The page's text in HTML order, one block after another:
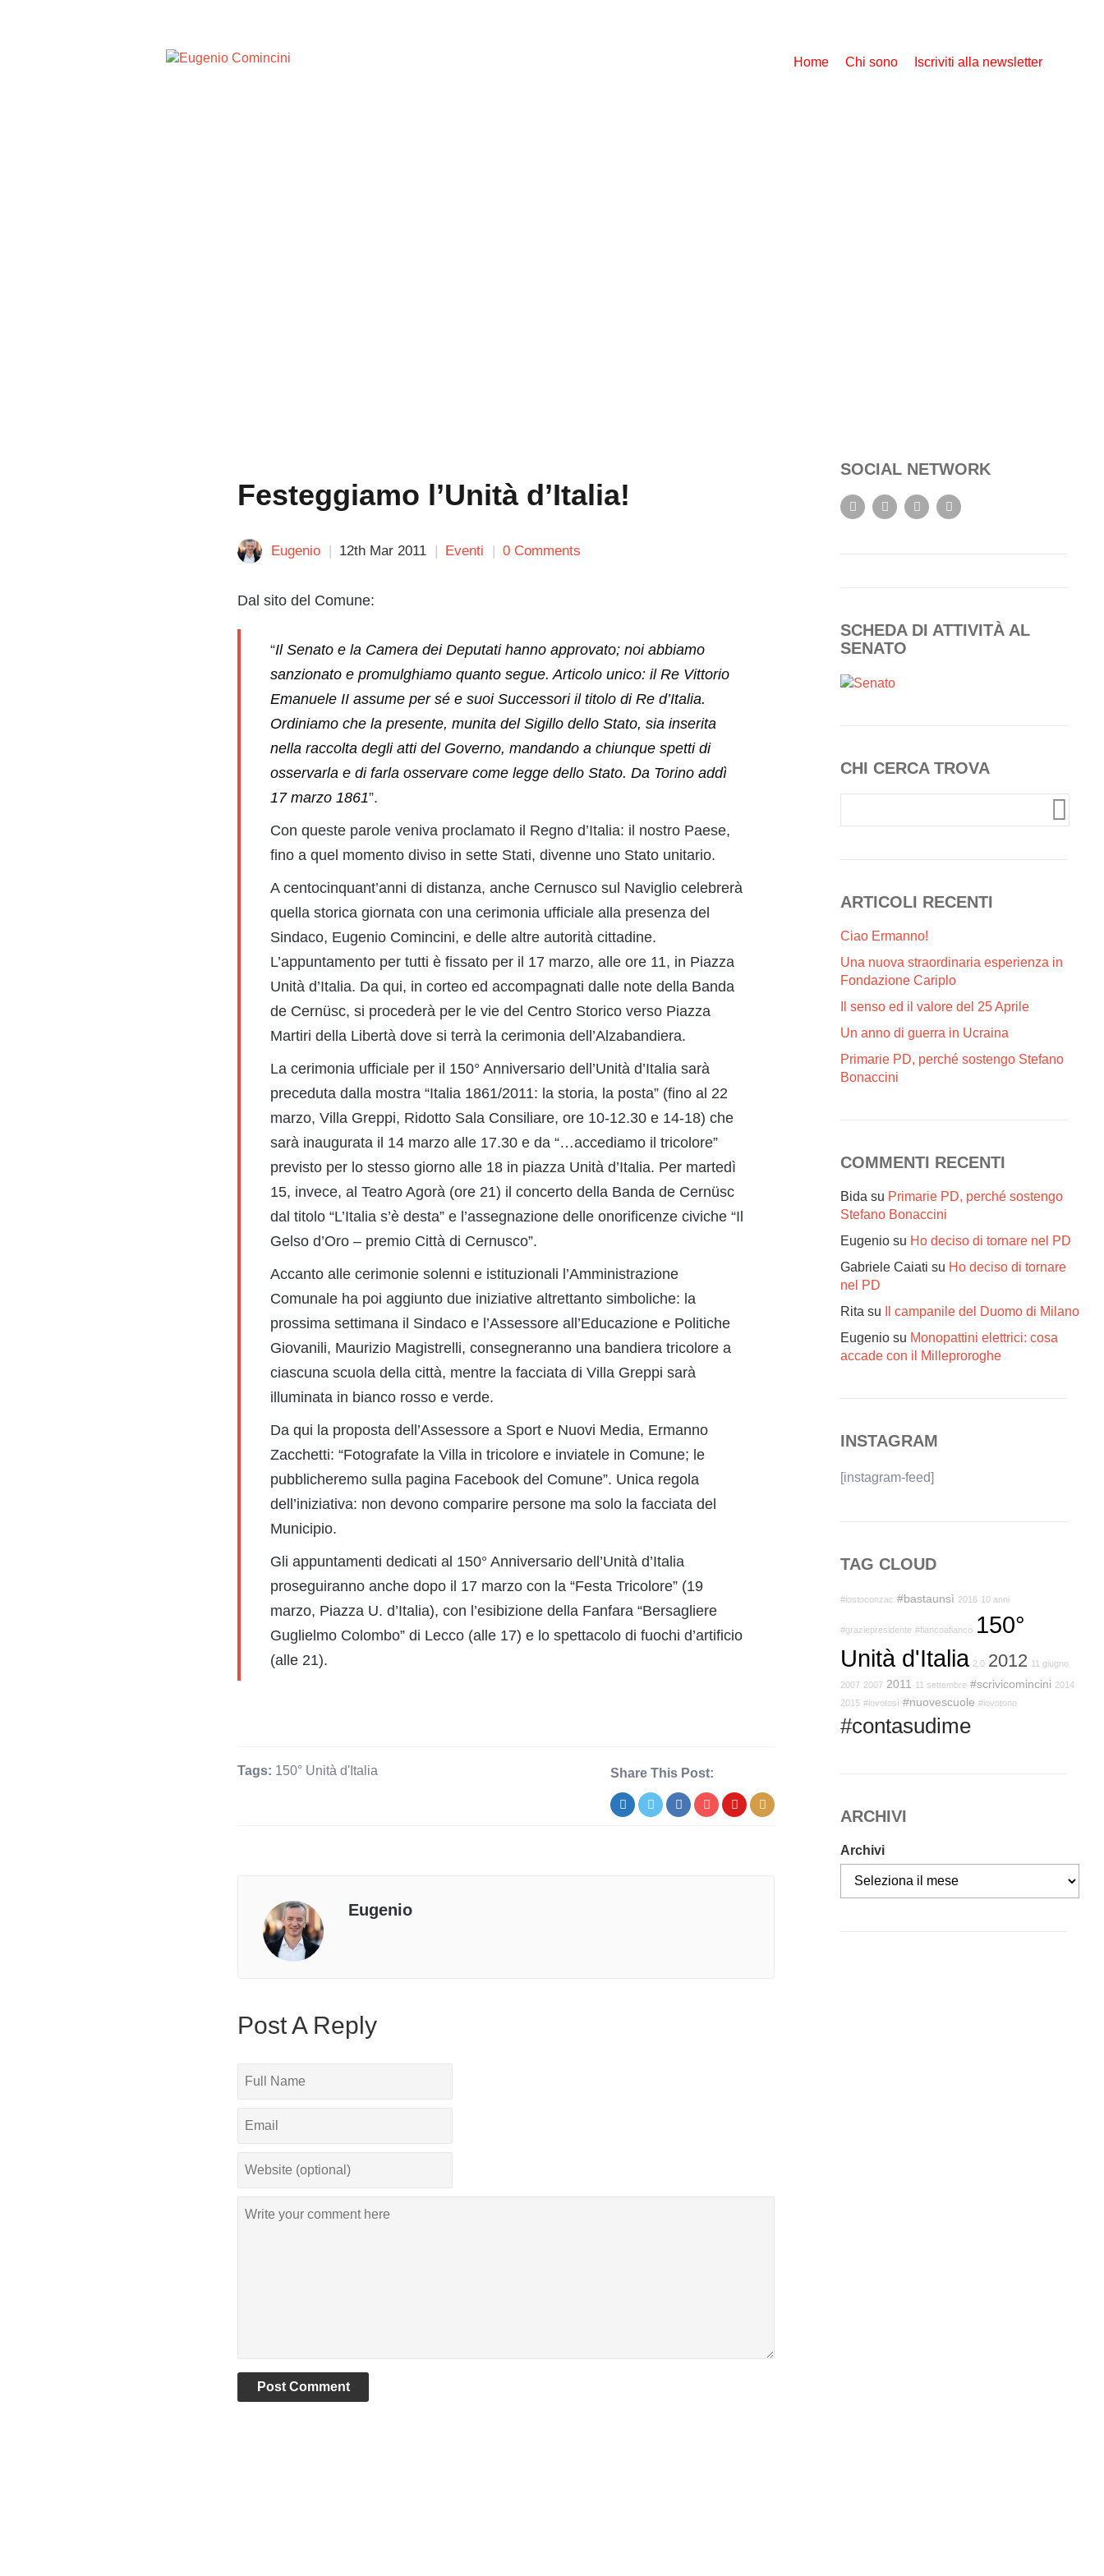
Home Chi sono Iscriviti alla newsletter
Festeggiamo l’Unità d’Italia!
Eugenio 12th Mar 2011 Eventi 0 Comments
Dal sito del Comune:
“Il Senato e la Camera dei Deputati hanno approvato; noi abbiamo
sanzionato e promulghiamo quanto segue. Articolo unico: il Re Vittorio
Emanuele II assume per sé e suoi Successori il titolo di Re d’Italia.
Ordiniamo che la presente, munita del Sigillo dello Stato, sia inserita
nella raccolta degli atti del Governo, mandando a chiunque spetti di
osservarla e di farla osservare come legge dello Stato. Da Torino addì
17 marzo 1861”.
Con queste parole veniva proclamato il Regno d’Italia: il nostro Paese,
fino a quel momento diviso in sette Stati, divenne uno Stato unitario.
A centocinquant’anni di distanza, anche Cernusco sul Naviglio celebrerà
quella storica giornata con una cerimonia ufficiale alla presenza del
Sindaco, Eugenio Comincini, e delle altre autorità cittadine.
L’appuntamento per tutti è fissato per il 17 marzo, alle ore 11, in Piazza
Unità d’Italia. Da qui, in corteo ed accompagnati dalle note della Banda
de Cernüsc, si procederà per le vie del Centro Storico verso Piazza
Martiri della Libertà dove si terrà la cerimonia dell’Alzabandiera.
La cerimonia ufficiale per il 150° Anniversario dell’Unità d’Italia sarà
preceduta dalla mostra “Italia 1861/2011: la storia, la posta” (fino al 22
marzo, Villa Greppi, Ridotto Sala Consiliare, ore 10-12.30 e 14-18) che
sarà inaugurata il 14 marzo alle 17.30 e da “…accediamo il tricolore”
previsto per lo stesso giorno alle 18 in piazza Unità d’Italia. Per martedì
15, invece, al Teatro Agorà (ore 21) il concerto della Banda de Cernüsc
dal titolo “L’Italia s’è desta” e l’assegnazione delle onorificenze civiche “Il
Gelso d’Oro – premio Città di Cernusco”.
Accanto alle cerimonie solenni e istituzionali l’Amministrazione
Comunale ha poi aggiunto due iniziative altrettanto simboliche: la
prossima settimana il Sindaco e l’Assessore all’Educazione e Politiche
Giovanili, Maurizio Magistrelli, consegneranno una bandiera tricolore a
ciascuna scuola della città, mentre la facciata di Villa Greppi sarà
illuminata in bianco rosso e verde.
Da qui la proposta dell’Assessore a Sport e Nuovi Media, Ermanno
Zacchetti: “Fotografate la Villa in tricolore e inviatele in Comune; le
pubblicheremo sulla pagina Facebook del Comune”. Unica regola
dell’iniziativa: non devono comparire persone ma solo la facciata del
Municipio.
Gli appuntamenti dedicati al 150° Anniversario dell’Unità d’Italia
proseguiranno anche dopo il 17 marzo con la “Festa Tricolore” (19
marzo, Piazza U. d’Italia), con l’esibizione della Fanfara “Bersagliere
Guglielmo Colombo” di Lecco (alle 17) e lo spettacolo di fuochi d’artificio
(alle 21).
Tags: 150° Unità d'Italia Share This Post:
Eugenio
Post A Reply
Post Comment
SOCIAL NETWORK
SCHEDA DI ATTIVITÀ AL
SENATO
CHI CERCA TROVA
ARTICOLI RECENTI
Ciao Ermanno!
Una nuova straordinaria esperienza in
Fondazione Cariplo
Il senso ed il valore del 25 Aprile
Un anno di guerra in Ucraina
Primarie PD, perché sostengo Stefano
Bonaccini
COMMENTI RECENTI
Bida su Primarie PD, perché sostengo
Stefano Bonaccini
Eugenio su Ho deciso di tornare nel PD
Gabriele Caiati su Ho deciso di tornare
nel PD
Rita su
Il campanile del Duomo di Milano
Eugenio su Monopattini elettrici: cosa
accade con il Milleproroghe
INSTAGRAM
[instagram-feed]
TAG CLOUD
#iostoconzac #bastaunsì 2016 10 anni
#graziepresidente #fiancoafianco 150°
Unità d'Italia 2.0 2012 11 giugno
2007 2007 2011 11 settembre #scrivicomincini 2014
2015 #iovotosì #nuovescuole #iovotono
#contasudime
ARCHIVI
Archivi